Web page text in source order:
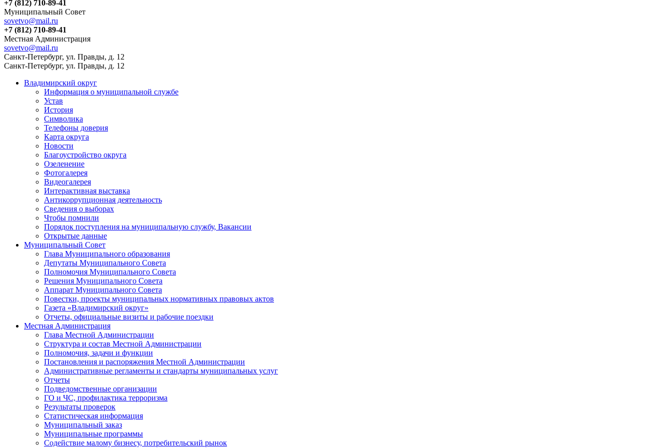
+7 (812) 710-89-41
Муниципальный Совет
sovetvo@mail.ru
+7 (812) 710-89-41
Местная Администрация
sovetvo@mail.ru
Санкт-Петербург, ул. Правды, д. 12
Санкт-Петербург, ул. Правды, д. 12
Владимирский округ
Информация о муниципальной службе
Устав
История
Символика
Телефоны доверия
Карта округа
Новости
Благоустройство округа
Озеленение
Фотогалерея
Видеогалерея
Интерактивная выставка
Антикоррупционная деятельность
Сведения о выборах
Чтобы помнили
Порядок поступления на муниципальную службу, Вакансии
Открытые данные
Муниципальный Совет
Глава Муниципального образования
Депутаты Муниципального Совета
Полномочия Муниципального Совета
Решения Муниципального Совета
Аппарат Муниципального Совета
Повестки, проекты муниципальных нормативных правовых актов
Газета «Владимирский округ»
Отчеты, официальные визиты и рабочие поездки
Местная Администрация
Глава Местной Администрации
Структура и состав Местной Администрации
Полномочия, задачи и функции
Постановления и распоряжения Местной Администрации
Административные регламенты и стандарты муниципальных услуг
Отчеты
Подведомственные организации
ГО и ЧС, профилактика терроризма
Результаты проверок
Статистическая информация
Муниципальный заказ
Муниципальные программы
Содействие малому бизнесу, потребительский рынок